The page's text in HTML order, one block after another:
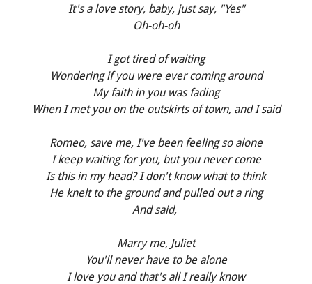
It's a love story, baby, just say, "Yes"
Oh-oh-oh
I got tired of waiting
Wondering if you were ever coming around
My faith in you was fading
When I met you on the outskirts of town, and I said
Romeo, save me, I've been feeling so alone
I keep waiting for you, but you never come
Is this in my head? I don't know what to think
He knelt to the ground and pulled out a ring
And said,
Marry me, Juliet
You'll never have to be alone
I love you and that's all I really know